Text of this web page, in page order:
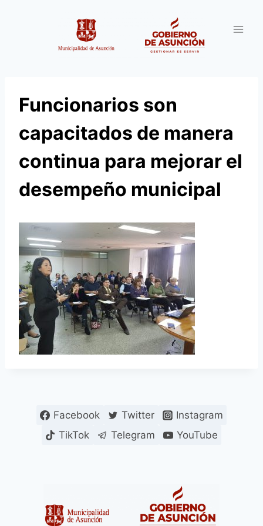
Funcionarios son
capacitados de manera
continua para mejorar el
desempeño municipal
Facebook Twitter
Instagram
TikTok
Telegram YouTube